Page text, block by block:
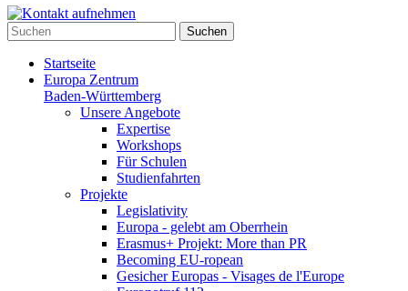
Suchen
Startseite
Europa Zentrum
Baden-Württemberg
Unsere Angebote
Expertise
Workshops
Für Schulen
Studienfahrten
Projekte
Legislativity
Europa - gelebt am Oberrhein
Erasmus+ Projekt: More than PR
Becoming EU-ropean
Gesicher Europas - Visages de l'Europe